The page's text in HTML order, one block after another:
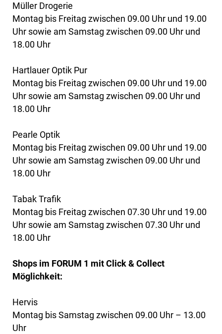
Müller Drogerie
Montag bis Freitag zwischen 09.00 Uhr und 19.00
Uhr sowie am Samstag zwischen 09.00 Uhr und
18.00 Uhr
Hartlauer Optik Pur
Montag bis Freitag zwischen 09.00 Uhr und 19.00
Uhr sowie am Samstag zwischen 09.00 Uhr und
18.00 Uhr
Pearle Optik
Montag bis Freitag zwischen 09.00 Uhr und 19.00
Uhr sowie am Samstag zwischen 09.00 Uhr und
18.00 Uhr
Tabak Trafik
Montag bis Freitag zwischen 07.30 Uhr und 19.00
Uhr sowie am Samstag zwischen 07.30 Uhr und
18.00 Uhr
Shops im FORUM 1 mit Click & Collect
Möglichkeit:
Hervis
Montag bis Samstag zwischen 09.00 Uhr – 13.00
Uhr